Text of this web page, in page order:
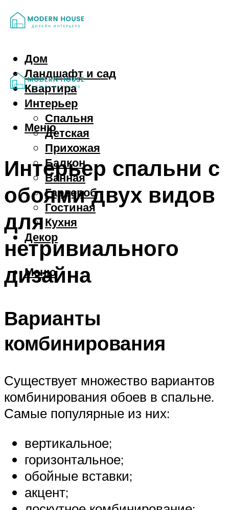
Дом
Ландшафт и сад
Квартира
Интерьер
Спальня
Детская
Прихожая
Балкон
Ванная
Гардероб
Гостиная
Кухня
Декор
Меню
Меню
Интерьер спальни с
обоями двух видов
для
нетривиального
дизайна
Варианты
комбинирования
Существует множество вариантов
комбинирования обоев в спальне.
Самые популярные из них:
вертикальное;
горизонтальное;
обойные вставки;
акцент;